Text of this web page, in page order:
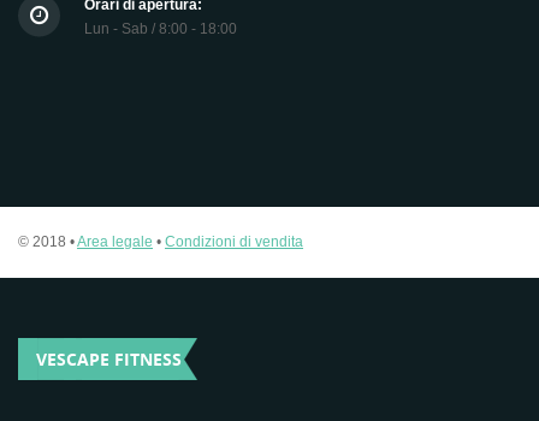
Orari di apertura:
Lun - Sab / 8:00 - 18:00
© 2018 •Area legale • Condizioni di vendita
VESCAPE FITNESS